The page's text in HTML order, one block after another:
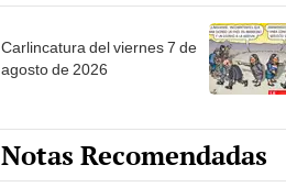
Carlincatura del viernes 7 de
agosto de 2026
Notas Recomendadas